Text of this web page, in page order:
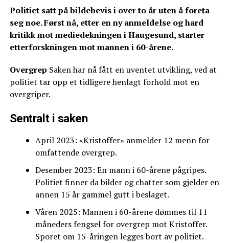
Politiet satt på bildebevis i over to år uten å foreta
seg noe. Først nå, etter en ny anmeldelse og hard
kritikk mot mediedekningen i Haugesund, starter
etterforskningen mot mannen i 60-årene.
Overgrep Saken har nå fått en uventet utvikling, ved at
politiet tar opp et tidligere henlagt forhold mot en
overgriper.
Sentralt i saken
April 2023: «Kristoffer» anmelder 12 menn for
omfattende overgrep.
Desember 2023: En mann i 60-årene pågripes.
Politiet finner da bilder og chatter som gjelder en
annen 15 år gammel gutt i beslaget.
Våren 2025: Mannen i 60-årene dømmes til 11
måneders fengsel for overgrep mot Kristoffer.
Sporet om 15-åringen legges bort av politiet.